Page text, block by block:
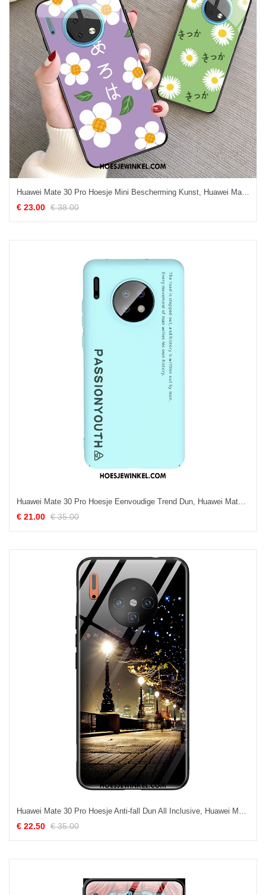
Huawei Mate 30 Pro Hoesje Mini Bescherming Kunst, Huawei Mate 30 Pro Hoesje All Inclusive Purper
€ 23.00 € 38.00
Huawei Mate 30 Pro Hoesje Eenvoudige Trend Dun, Huawei Mate 30 Pro Hoesje Mode Persoonlijk
€ 21.00 € 35.00
Huawei Mate 30 Pro Hoesje Anti-fall Dun All Inclusive, Huawei Mate 30 Pro Hoesje Hoes Lichtende
€ 22.50 € 35.00